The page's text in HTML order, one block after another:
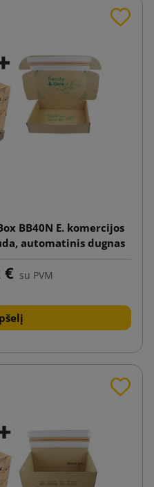
BB40N E. komercijos
automatinis dugnas
€ su PVM